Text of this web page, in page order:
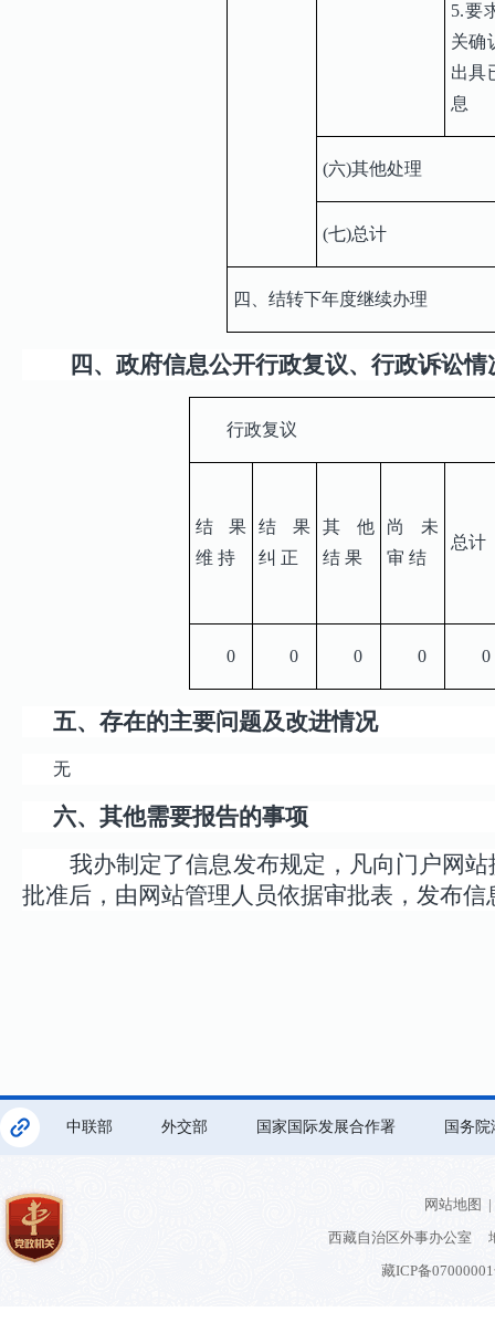
5.要
关确
出具
息
(六)其他处理
(七)总计
四、结转下年度继续办理
四、政府信息公开行政复议、行政诉讼情
行政复议
结果
维 持
结果
纠 正
其他
结 果
尚未
审 结
总计
0 0 0 0 0
五、存在的主要问题及改进情况
无
六、其他需要报告的事项
我办制定了信息发布规定，凡向门户网
批准后，由网站管理人员依据审批表，发布
中联部 外交部 国家国际发展合作署 国务
网站地图 |
西藏自治区外事办公室
藏ICP备